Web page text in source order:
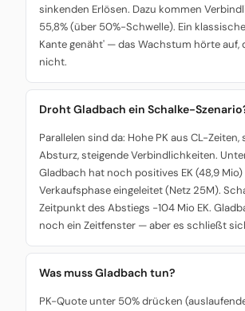
sinkenden Erlösen. Dazu kommen
55,8% (über 50%-Schwelle). Ein
Kante genäht' — das Wachstum hörte auf,
nicht.
Droht Gladbach ein Schalke-
Parallelen sind da: Hohe PK aus CL-
Absturz, steigende Verbindlichkeiten.
Gladbach hat noch positives EK (48,9
Verkaufsphase eingeleitet (Netz 25M).
Zeitpunkt des Abstiegs -104 Mio EK.
noch ein Zeitfenster — aber es schließt
Was muss Gladbach tun?
PK-Quote unter 50% drücken